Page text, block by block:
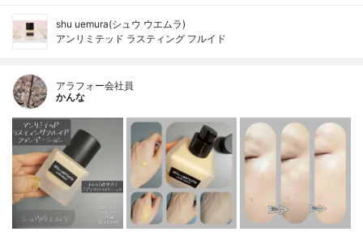
shu uemura(シュウ ウエムラ)
アンリミテッド ラスティング フルイド
アラフォー会社員
かんな